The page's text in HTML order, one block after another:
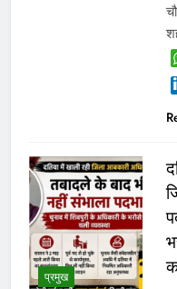
प्रमुख